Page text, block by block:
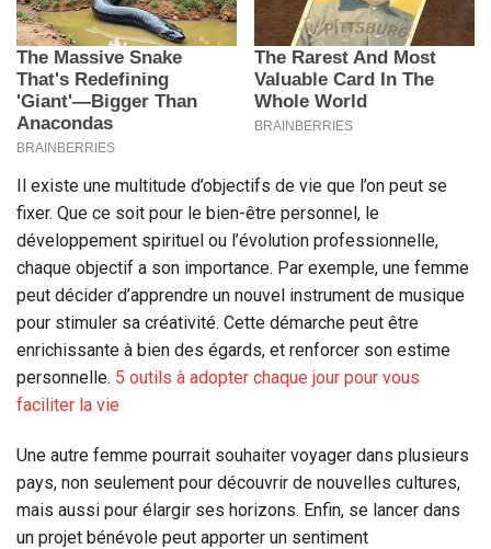
Il existe une multitude d’objectifs de vie que l’on peut se
fixer. Que ce soit pour le bien-être personnel, le
développement spirituel ou l’évolution professionnelle,
chaque objectif a son importance. Par exemple, une femme
peut décider d’apprendre un nouvel instrument de musique
pour stimuler sa créativité. Cette démarche peut être
enrichissante à bien des égards, et renforcer son estime
personnelle. 5 outils à adopter chaque jour pour vous
faciliter la vie
Une autre femme pourrait souhaiter voyager dans plusieurs
pays, non seulement pour découvrir de nouvelles cultures,
mais aussi pour élargir ses horizons. Enfin, se lancer dans
un projet bénévole peut apporter un sentiment